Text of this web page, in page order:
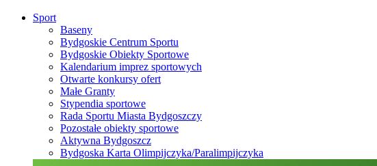
Sport
Baseny
Bydgoskie Centrum Sportu
Bydgoskie Obiekty Sportowe
Kalendarium imprez sportowych
Otwarte konkursy ofert
Małe Granty
Stypendia sportowe
Rada Sportu Miasta Bydgoszczy
Pozostałe obiekty sportowe
Aktywna Bydgoszcz
Bydgoska Karta Olimpijczyka/Paralimpijczyka